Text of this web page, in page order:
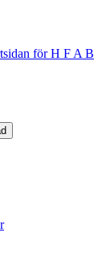
för H F A B